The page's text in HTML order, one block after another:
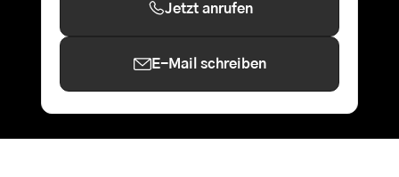
Jetzt anrufen
E-Mail schreiben